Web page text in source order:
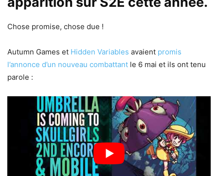
Chose promise, chose due !
Autumn Games et Hidden Variables avaient promis
l’annonce d’un nouveau combattant le 6 mai et ils ont tenu
parole :